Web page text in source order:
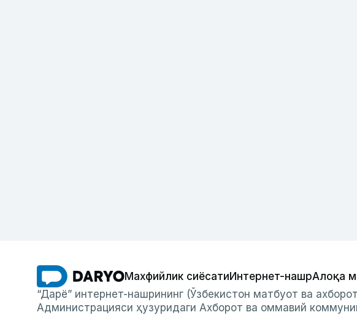
Махфийлик сиёсатиИнтернет-нашрАлоқа
“Дарё” интернет-нашрининг (Ўзбекистон матбуот ва
Администрацияси ҳузуридаги Ахборот ва оммавий